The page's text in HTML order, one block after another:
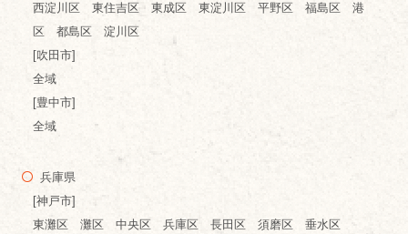
西淀川区 東住吉区 東成区 東淀川区 平野区 福島区 港
区 都島区 淀川区
[吹田市]
全域
[豊中市]
全域
兵庫県
[神戸市]
東灘区 灘区 中央区 兵庫区 長田区 須磨区 垂水区